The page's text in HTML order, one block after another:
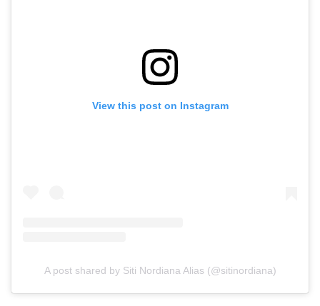
View this post on Instagram
A post shared by Siti Nordiana Alias (@sitinordiana)